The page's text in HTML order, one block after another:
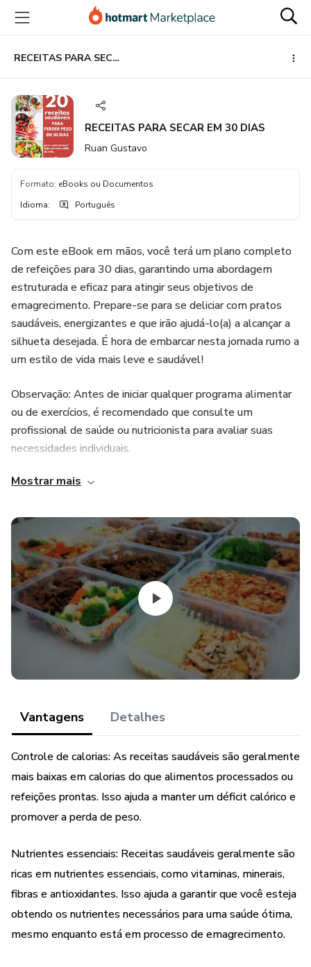
para
conteúdo
principal
para
pagamento
para
rodapé
RECEITAS PARA SECAR EM 30 DIAS
RECEITAS PARA SECAR EM 30 DIAS
Ruan Gustavo
Formato: eBooks ou Documentos
Idioma: Português
Com este eBook em mãos, você terá um plano completo
de refeições para 30 dias, garantindo uma abordagem
estruturada e eficaz para atingir seus objetivos de
emagrecimento. Prepare-se para se deliciar com pratos
saudáveis, energizantes e que irão ajudá-lo(a) a alcançar a
silhueta desejada. É hora de embarcar nesta jornada rumo a
um estilo de vida mais leve e saudável!
Observação: Antes de iniciar qualquer programa alimentar
ou de exercícios, é recomendado que consulte um
profissional de saúde ou nutricionista para avaliar suas
necessidades individuais.
Mostrar mais
Vantagens Detalhes
Controle de calorias: As receitas saudáveis são geralmente
mais baixas em calorias do que alimentos processados ou
refeições prontas. Isso ajuda a manter um déficit calórico e
promover a perda de peso.
Nutrientes essenciais: Receitas saudáveis geralmente são
ricas em nutrientes essenciais, como vitaminas, minerais,
fibras e antioxidantes. Isso ajuda a garantir que você esteja
obtendo os nutrientes necessários para uma saúde ótima,
mesmo enquanto está em processo de emagrecimento.